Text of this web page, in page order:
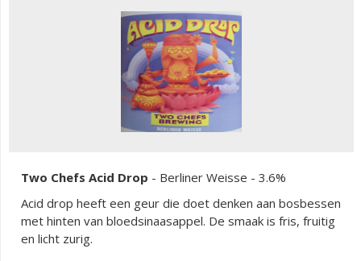
moutlichaam dat de hop alle ruimte geeft.
Two Chefs Acid Drop - Berliner Weisse - 3.6%
Acid drop heeft een geur die doet denken aan bosbessen
met hinten van bloedsinaasappel. De smaak is fris, fruitig
en licht zurig.